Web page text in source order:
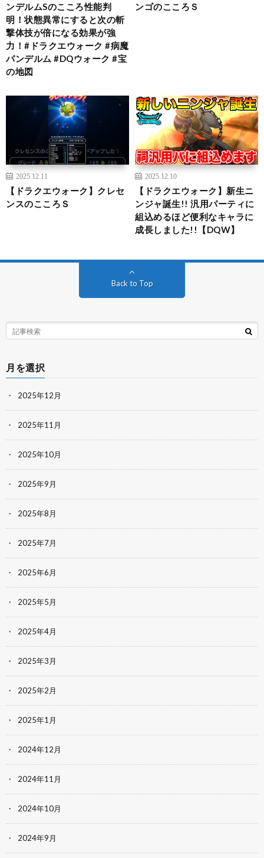
ンデルムSのこころ性能判
明！状態異常にすると次の斬
撃体技が倍になる効果が強
力！#ドラクエウォーク #病魔
パンデルム #DQウォーク #宝
の地図
ンゴのこころＳ
2025.12.11
【ドラクエウォーク】クレセ
ンスのこころＳ
2025.12.10
【ドラクエウォーク】新生ニ
ンジャ誕生!! 汎用パーティに
組込めるほど便利なキャラに
成長しました!!【DQW】
Back to Top
月を選択
2025年12月
2025年11月
2025年10月
2025年9月
2025年8月
2025年7月
2025年6月
2025年5月
2025年4月
2025年3月
2025年2月
2025年1月
2024年12月
2024年11月
2024年10月
2024年9月